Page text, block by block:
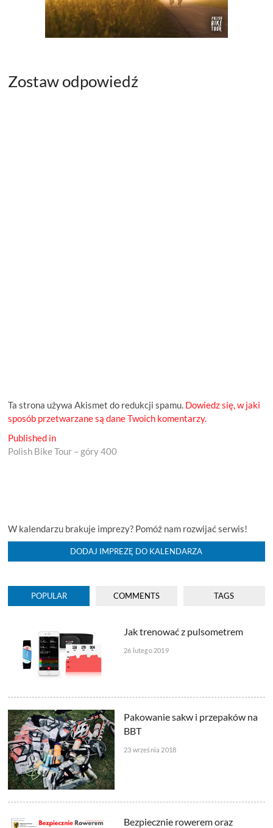
Zostaw odpowiedź
Ta strona używa Akismet do redukcji spamu. Dowiedz się, w jaki
sposób przetwarzane są dane Twoich komentarzy.
Nawigacja
wpisu
Published in
Polish Bike Tour – góry 400
W kalendarzu brakuje imprezy? Pomóż nam rozwijać serwis!
DODAJ IMPREZĘ DO KALENDARZA
POPULAR COMMENTS TAGS
Jak trenować z pulsometrem
26 lutego 2019
Pakowanie sakw i przepaków na
BBT
23 września 2018
Bezpiecznie rowerem oraz